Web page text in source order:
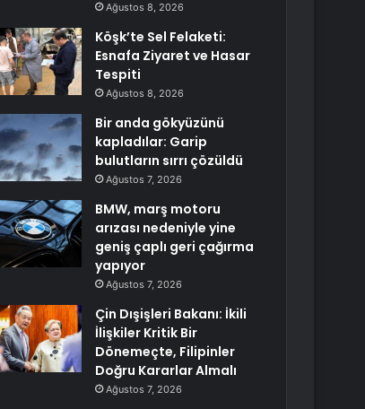
Ağustos 8, 2026
Köşk’te Sel Felaketi:
Esnafa Ziyaret ve Hasar
Tespiti
Ağustos 8, 2026
Bir anda gökyüzünü
kapladılar: Garip
bulutların sırrı çözüldü
Ağustos 7, 2026
BMW, marş motoru
arızası nedeniyle yine
geniş çaplı geri çağırma
yapıyor
Ağustos 7, 2026
Çin Dışişleri Bakanı: İkili
İlişkiler Kritik Bir
Dönemeçte, Filipinler
Doğru Kararlar Almalı
Ağustos 7, 2026